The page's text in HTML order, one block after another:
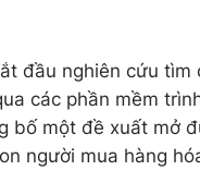
đầu nghiên cứu
các phần mềm
bố một đề xuất mở
người mua hàng